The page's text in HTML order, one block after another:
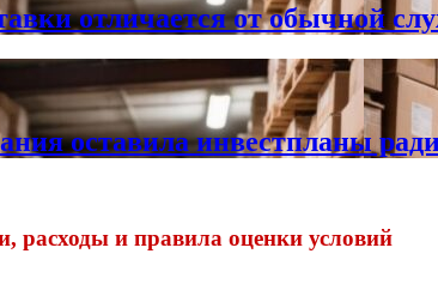
отличается от обычной
оставила инвестпланы
расходы и правила оценки условий